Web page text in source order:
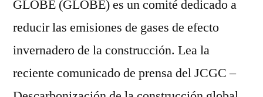
GLOBE (GLOBE) es un comité dedicado a
reducir las emisiones de gases de efecto
invernadero de la construcción. Lea la
reciente comunicado de prensa del JCGC –